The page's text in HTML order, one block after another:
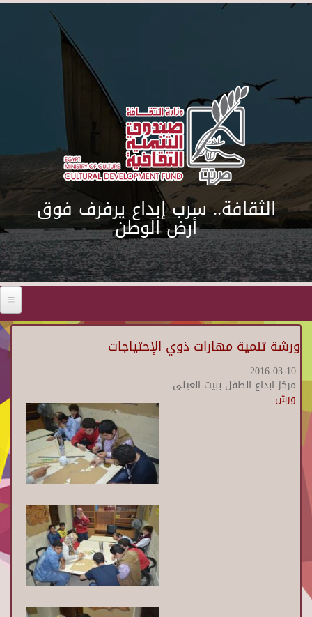
Skip to main content
الثقافة.. سرب إبداع يرفرف فوق
أرض الوطن
ورشة تنمية مهارات ذوي الإحتياجات
2016-03-10
مركز ابداع الطفل ببيت العينى
ورش